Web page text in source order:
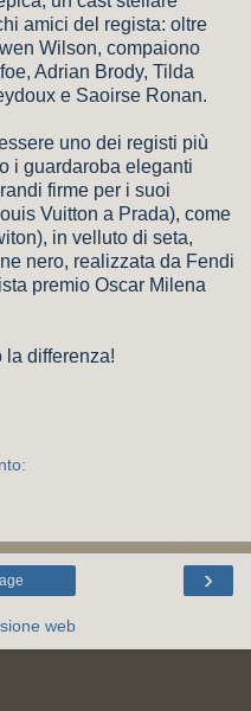
amici del regista: oltre
Wilson, compaiono
Adrian Brody, Tilda
e Saoirse Ronan.
uno dei registi più
i guardaroba eleganti
firme per i suoi
Vuitton a Prada), come
in velluto di seta,
nero, realizzata da Fendi
premio Oscar Milena
la differenza!
›
web